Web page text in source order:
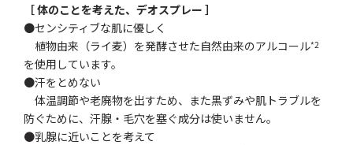
［ 体のことを考えた、デオスプレー ］
●センシティブな肌に優しく
植物由来（ライ麦）を発酵させた自然由来のアルコール*2
を使用しています。
●汗をとめない
体温調節や老廃物を出すため、また黒ずみや肌トラブルを
防ぐために、汗腺・毛穴を塞ぐ成分は使いません。
●乳腺に近いことを考えて